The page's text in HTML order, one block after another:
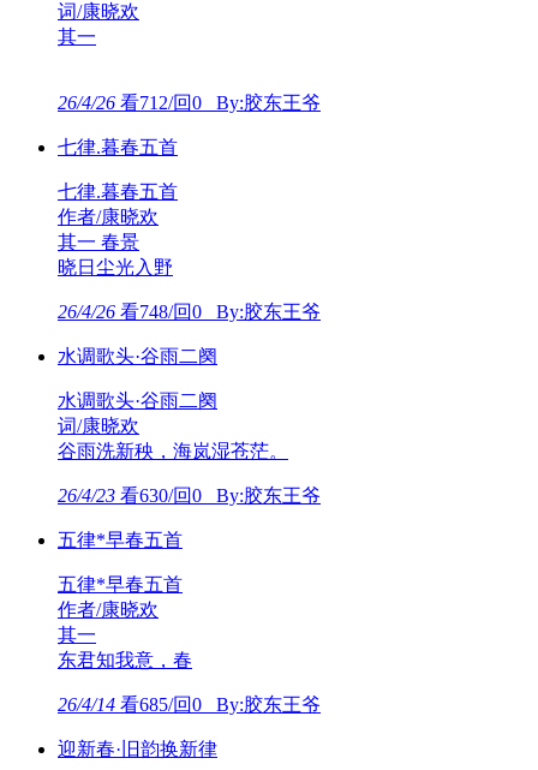
词/康晓欢
其一
26/4/26 看712/回0 By:胶东王爷
七律.暮春五首
七律.暮春五首
作者/康晓欢
其一 春景
晓日尘光入野
26/4/26 看748/回0 By:胶东王爷
水调歌头·谷雨二阕
水调歌头·谷雨二阕
词/康晓欢
谷雨洗新秧，海岚湿苍茫。
26/4/23 看630/回0 By:胶东王爷
五律*早春五首
五律*早春五首
作者/康晓欢
其一
东君知我意，春
26/4/14 看685/回0 By:胶东王爷
迎新春·旧韵换新律